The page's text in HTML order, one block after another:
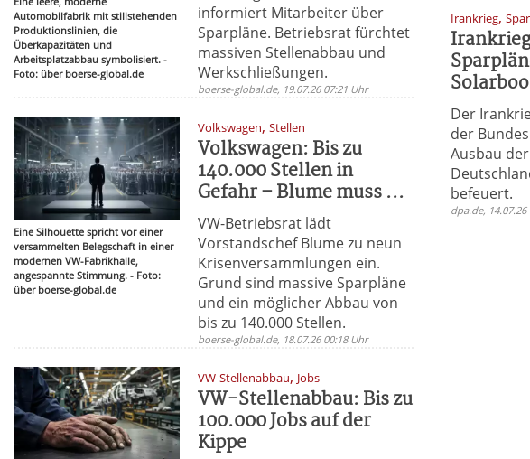
Automobilfabrik mit stillstehenden
Produktionslinien, die
Überkapazitäten und
Arbeitsplatzabbau symbolisiert. -
Foto: über boerse-global.de
informiert Mitarbeiter über
Sparpläne. Betriebsrat fürchtet
massiven Stellenabbau und
Werkschließungen.
boerse-global.de, 19.07.26 07:21 Uhr
Eine Silhouette spricht vor einer
versammelten Belegschaft in einer
modernen VW-Fabrikhalle,
angespannte Stimmung. - Foto:
über boerse-global.de
Volkswagen,Stellen
Volkswagen: Bis zu
140.000 Stellen in
Gefahr – Blume muss ...
VW-Betriebsrat lädt
Vorstandschef Blume zu neun
Krisenversammlungen ein.
Grund sind massive Sparpläne
und ein möglicher Abbau von
bis zu 140.000 Stellen.
boerse-global.de, 18.07.26 00:18 Uhr
VW-Stellenabbau, Jobs
VW-Stellenabbau: Bis zu
100.000 Jobs auf der
Kippe
Irankrieg,
Der
der
Ausbau
befeuert.
dpa.de, 14.07.26